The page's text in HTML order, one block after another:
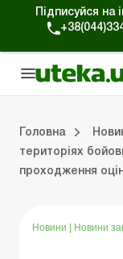
Підписуйся на
Головна
територіях
проходження
Новини Новини